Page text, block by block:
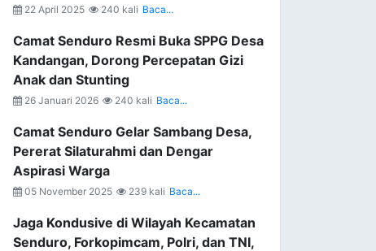
22 April 2025 240 kali Baca...
Camat Senduro Resmi Buka SPPG Desa
Kandangan, Dorong Percepatan Gizi
Anak dan Stunting
26 Januari 2026 240 kali Baca...
Camat Senduro Gelar Sambang Desa,
Pererat Silaturahmi dan Dengar
Aspirasi Warga
05 November 2025 239 kali Baca...
Jaga Kondusive di Wilayah Kecamatan
Senduro, Forkopimcam, Polri, dan TNI,